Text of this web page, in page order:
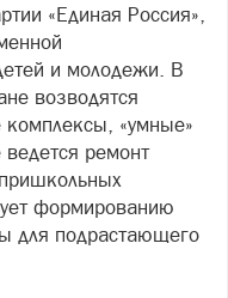
«Единая Россия»,
и молодежи. В
возводятся
комплексы, «умные»
ремонт
формированию
для подрастающего